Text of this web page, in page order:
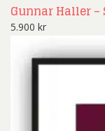
Gunnar Haller
5.900 kr